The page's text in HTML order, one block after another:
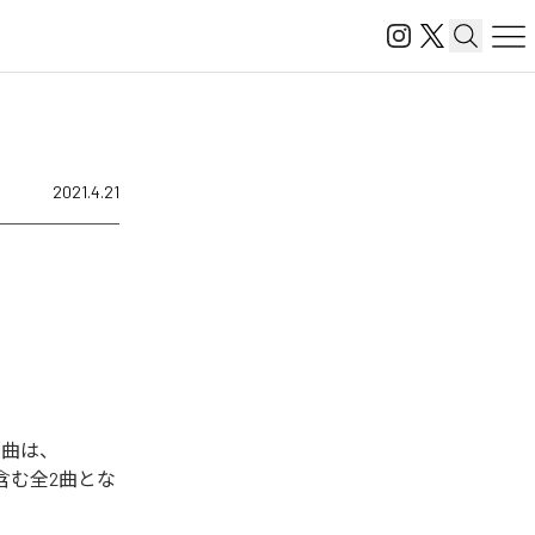
2021.4.21
は、
む全2曲とな